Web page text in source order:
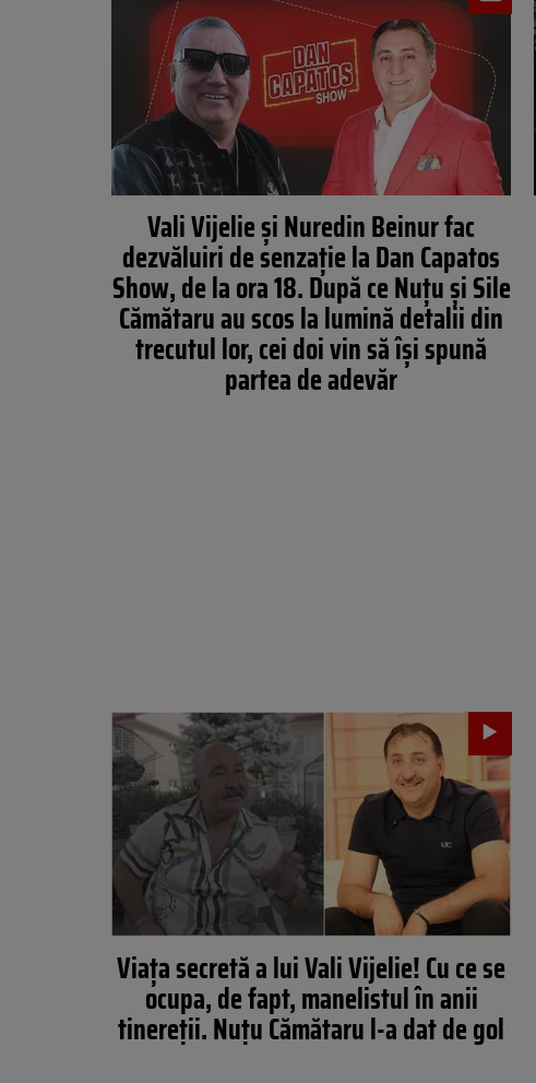
Vali Vijelie și Nuredin Beinur fac
dezvăluiri de senzație la Dan Capatos
Show, de la ora 18. După ce Nuțu și Sile
Cămătaru au scos la lumină detalii din
trecutul lor, cei doi vin să își spună
partea de adevăr
Viața secretă a lui Vali Vijelie! Cu ce se
ocupa, de fapt, manelistul în anii
tinereții. Nuțu Cămătaru l-a dat de gol